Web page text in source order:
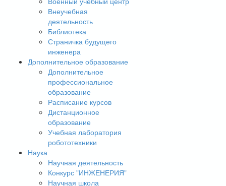
Внеучебная
деятельность
Библиотека
Страничка будущего
инженера
Дополнительное образование
Дополнительное
профессиональное
образование
Расписание курсов
Дистанционное
образование
Учебная лаборатория
робототехники
Наука
Научная деятельность
Конкурс "ИНЖЕНЕРИЯ"
Научная школа